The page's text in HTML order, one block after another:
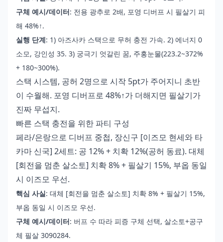
구체 예시/데이터: 전용 광추로 2배, 포영 디버프 시 필살기 피
해 48%↑.
실행 단계: 1) 아즈사카 스택으로 무허 충전 가속. 2) 에너지 0
소모, 강인성 35. 3) 궁극기 엇갈린 꿈, 주홍눈물(223.2~372%
+ 180~300%).
스택 시스템, 공허 2명으로 시작 5pt가 주어지니 초반
이 수월해. 포영 디버프로 48%↑가 더해지면 필살기가
진짜 무섭지.
빠른 스택 충전을 위한 파티 구성
페라/은랑으로 디버프 중첩, 장신구 [이즈모 현세와 타
카마 신국] 2세트: 공 12% + 치확 12%(공허 동료). 대체
[회전을 멈춘 살소토] 치확 8% + 필살기 15%, 부옵 동일
시 이즈모 우선.
핵심 사실: 대체 [회전을 멈춘 살소토] 치확 8% + 필살기 15%,
부옵 동일 시 이즈모 우선.
구체 예시/데이터: 버프 수 따라 피증 구체 선택, 살소토+공구
체 필살 3090284.